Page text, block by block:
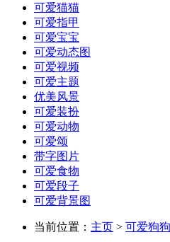
可爱猫猫
可爱指甲
可爱宝宝
可爱动态图
可爱视频
可爱主题
优美风景
可爱装扮
可爱动物
可爱颂
带字图片
可爱食物
可爱段子
可爱背景图
当前位置： 主页 > 可爱狗狗